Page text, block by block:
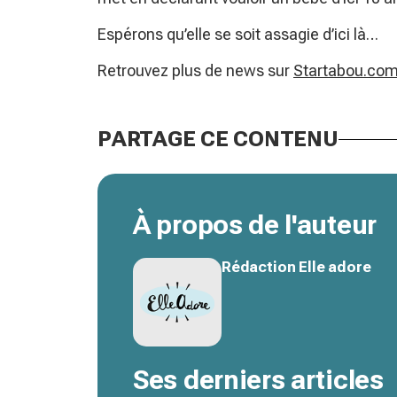
Espérons qu’elle se soit assagie d’ici là…
Retrouvez plus de news sur
PARTAGE CE CONTENU
À propos de l'auteur
Rédaction Elle adore
Ses derniers articles